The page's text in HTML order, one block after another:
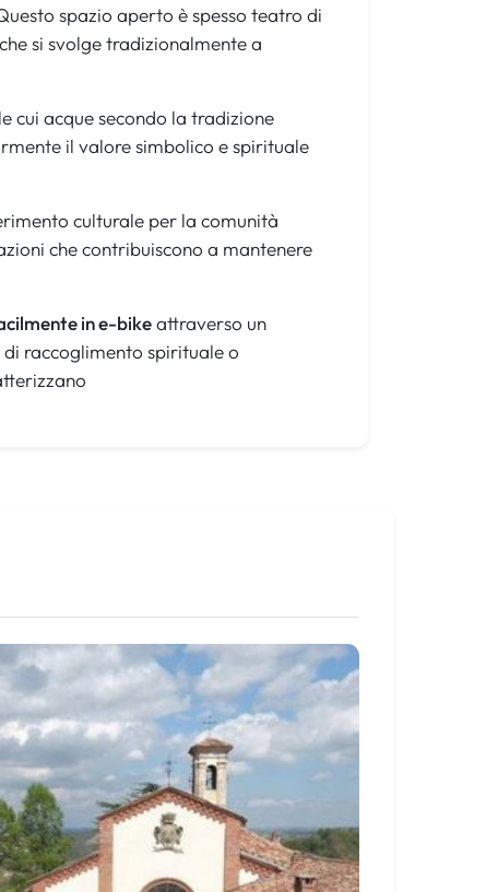
spazio aperto è spesso teatro di
si svolge tradizionalmente a
cui acque secondo la tradizione
il valore simbolico e spirituale
culturale per la comunità
che contribuiscono a mantenere
in e-bikeattraverso un
raccoglimento spirituale o